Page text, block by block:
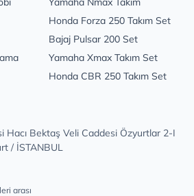
Honda Forza 250 Takım Set
Bajaj Pulsar 200 Set
Yamaha Xmax Takım Set
Honda CBR 250 Takım Set
Hacı Bektaş Veli Caddesi Özyurtlar 2-I
/ İSTANBUL
arası